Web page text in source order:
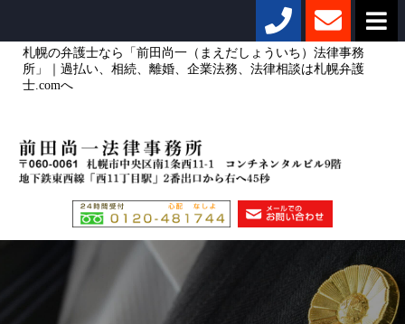
札幌の弁護士なら「前田尚一（まえだしょういち）法律事務
所」｜過払い、相続、離婚、企業法務、法律相談は札幌弁護
士.comへ